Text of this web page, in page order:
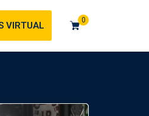
0
VIRTUAL